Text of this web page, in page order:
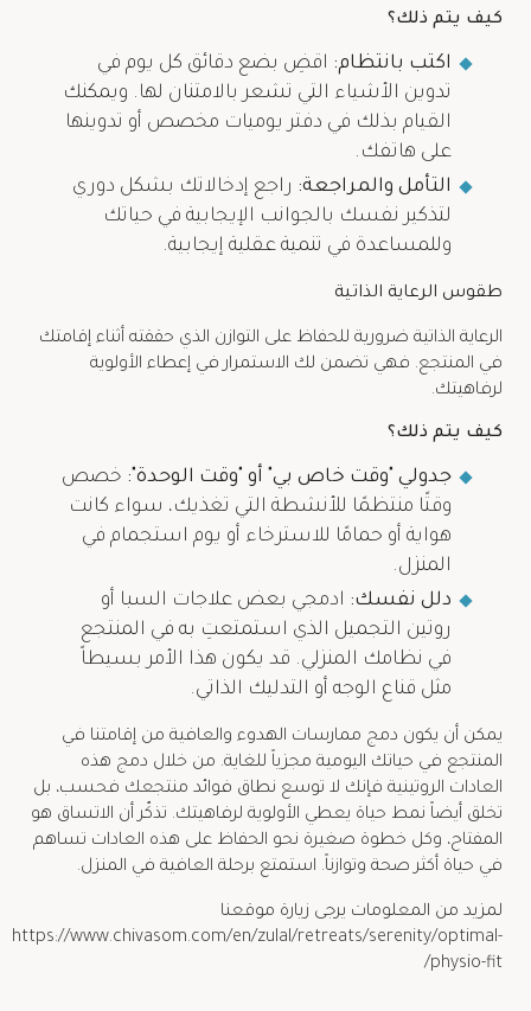
كيف يتم ذلك؟
اكتب بانتظام: اقضِ بضع دقائق كل يوم في
تدوين الأشياء التي تشعر بالامتنان لها. ويمكنك
القيام بذلك في دفتر يوميات مخصص أو تدوينها
على هاتفك.
التأمل والمراجعة: راجع إدخالاتك بشكل دوري
لتذكير نفسك بالجوانب الإيجابية في حياتك
وللمساعدة في تنمية عقلية إيجابية.
طقوس الرعاية الذاتية
الرعاية الذاتية ضرورية للحفاظ على التوازن الذي حققته أثناء إقامتك
في المنتجع. فهي تضمن لك الاستمرار في إعطاء الأولوية
لرفاهيتك.
كيف يتم ذلك؟
جدولي "وقت خاص بي" أو "وقت الوحدة": خصص
وقتًا منتظمًا للأنشطة التي تغذيك، سواء كانت
هواية أو حمامًا للاسترخاء أو يوم استجمام في
المنزل.
دلل نفسك: ادمجي بعض علاجات السبا أو
روتين التجميل الذي استمتعتِ به في المنتجع
في نظامك المنزلي. قد يكون هذا الأمر بسيطاً
مثل قناع الوجه أو التدليك الذاتي.
يمكن أن يكون دمج ممارسات الهدوء والعافية من إقامتنا في
المنتجع في حياتك اليومية مجزياً للغاية. من خلال دمج هذه
العادات الروتينية فإنك لا توسع نطاق فوائد منتجعك فحسب، بل
تخلق أيضاً نمط حياة يعطي الأولوية لرفاهيتك. تذكّر أن الاتساق هو
المفتاح، وكل خطوة صغيرة نحو الحفاظ على هذه العادات تساهم
في حياة أكثر صحة وتوازناً. استمتع برحلة العافية في المنزل.
لمزيد من المعلومات يرجى زيارة موقعنا
https://www.chivasom.com/en/zulal/retreats/serenity/optimal-
physio-fit/